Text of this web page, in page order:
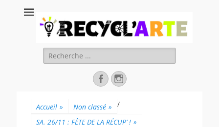
Recycl'Arte, faire
soi-même et
réduire les
déchets
Rechercher :
FacebookInstagram
Accueil » Non classé »
/
SA. 26/11 : FÊTE DE LA RÉCUP’ ! »